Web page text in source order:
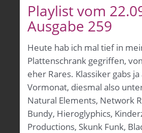
Playlist vom
Ausgabe 259
Heute hab ich mal tief in
Plattenschrank gegriffen,
eher Rares. Klassiker gabs
Vormonat, diesmal also
Natural Elements, Network
Bundy, Hieroglyphics,
Productions, Skunk Funk,